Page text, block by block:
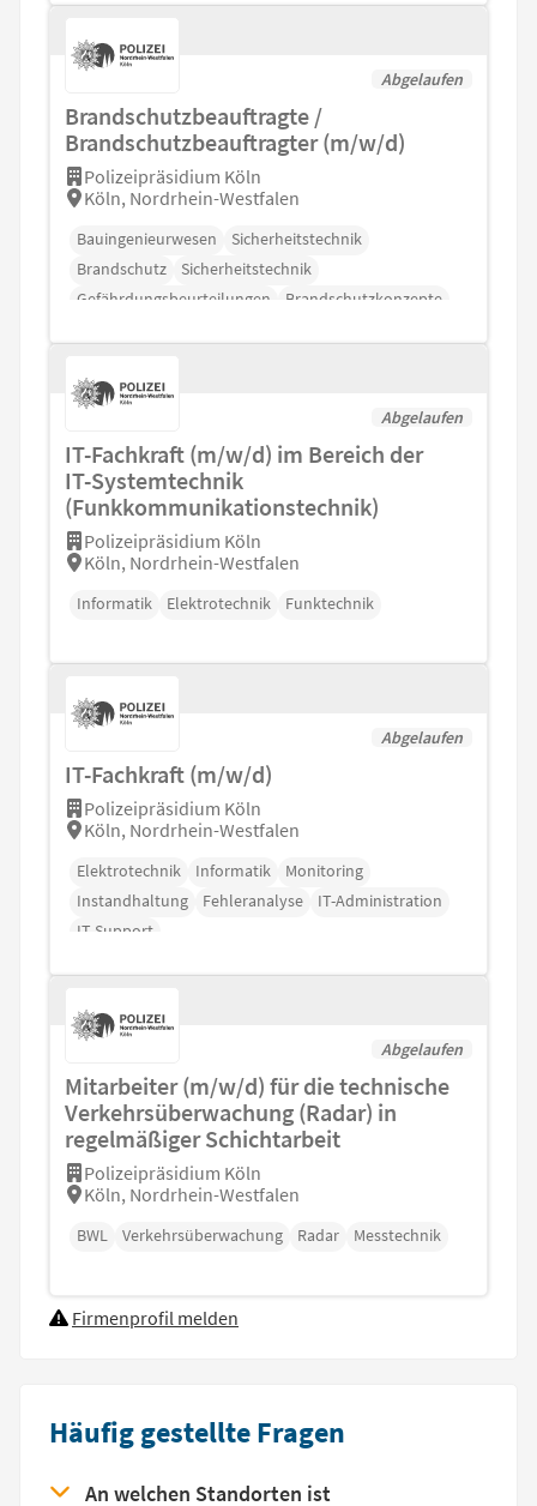
Abgelaufen
Brandschutzbeauftragte /
Brandschutzbeauftragter (m/w/d)
Polizeipräsidium Köln
Köln, Nordrhein-Westfalen
Bauingenieurwesen
Sicherheitstechnik
Brandschutz
Sicherheitstechnik
Gefährdungsbeurteilungen
Brandschutzkonzepte
Abgelaufen
IT-Fachkraft (m/w/d) im Bereich der
IT-Systemtechnik
(Funkkommunikationstechnik)
Polizeipräsidium Köln
Köln, Nordrhein-Westfalen
Informatik Elektrotechnik Funktechnik
Abgelaufen
IT-Fachkraft (m/w/d)
Polizeipräsidium Köln
Köln, Nordrhein-Westfalen
Elektrotechnik Informatik
Monitoring
Instandhaltung
Fehleranalyse
IT-Administration
IT-Support
Abgelaufen
Mitarbeiter (m/w/d) für die technische
Verkehrsüberwachung (Radar) in
regelmäßiger Schichtarbeit
Polizeipräsidium Köln
Köln, Nordrhein-Westfalen
BWL Verkehrsüberwachung Radar Messtechnik
Firmenprofil melden
Häufig gestellte Fragen
An welchen Standorten ist